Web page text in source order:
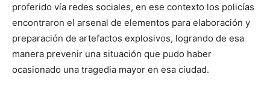
proferido vía redes sociales, en ese contexto los policías
encontraron el arsenal de elementos para elaboración y
preparación de artefactos explosivos, logrando de esa
manera prevenir una situación que pudo haber
ocasionado una tragedia mayor en esa ciudad.